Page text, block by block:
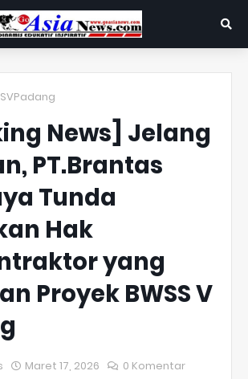
News] Jelang
PT.Brantas
Tunda
Hak
yang
Proyek BWSS V
Maret 17, 2026 0 Komentar